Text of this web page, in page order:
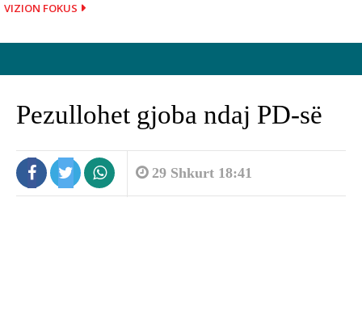
VIZION FOKUS
Pezullohet gjoba ndaj PD-së
29 Shkurt 18:41